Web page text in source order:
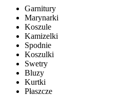
Garnitury
Marynarki
Koszule
Kamizelki
Spodnie
Koszulki
Swetry
Bluzy
Kurtki
Płaszcze